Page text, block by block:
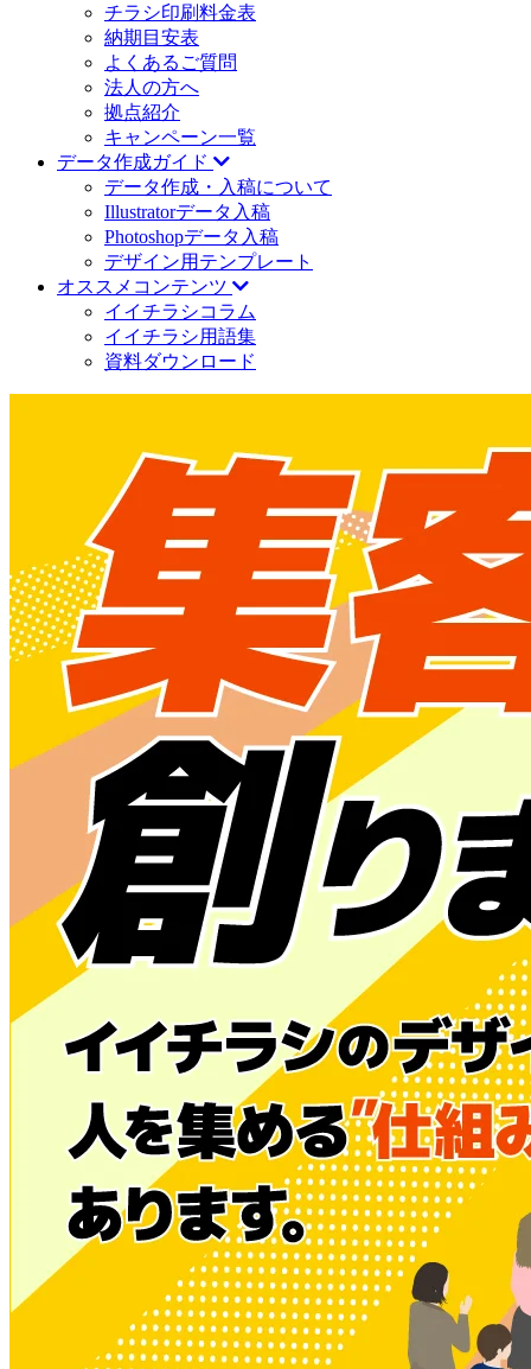
チラシ印刷料金表
納期目安表
よくあるご質問
法人の方へ
拠点紹介
キャンペーン一覧
データ作成ガイド
データ作成・入稿について
Illustratorデータ入稿
Photoshopデータ入稿
デザイン用テンプレート
オススメコンテンツ
イイチラシコラム
イイチラシ用語集
資料ダウンロード